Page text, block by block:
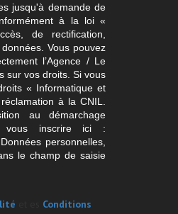
jusqu'à demande de
à la loi «
de rectification,
Vous pouvez
l’Agence / Le
sur vos droits. Si vous
« Informatique et
à la CNIL.
au démarchage
vous inscrire ici :
personnelles,
le champ de saisie
Conditions